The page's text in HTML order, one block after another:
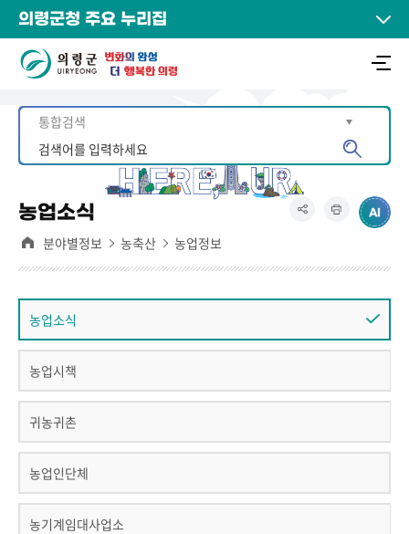
의령군청 주요 누리집
농업소식
분야별정보 농축산 농업정보
농업소식
농업시책
귀농귀촌
농업인단체
농기계임대사업소